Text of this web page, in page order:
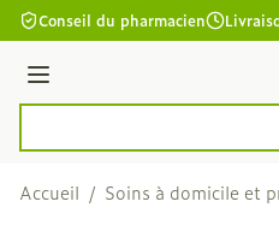
Aller au contenu
Conseil du pharmacien
Menu
Accueil / Soins à domicile et